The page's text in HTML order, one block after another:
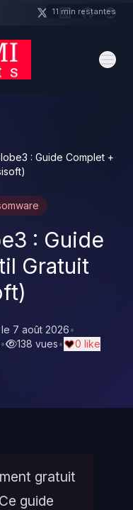
: Guide Complet +
: Guide
Gratuit
7 août 2026•
• 138 vues• 0 like
gratuit
guide
11 min restantes